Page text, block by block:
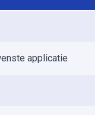
applicatie